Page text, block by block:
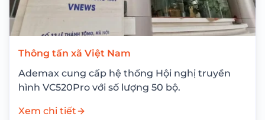
Thông tấn xã Việt Nam
Ademax cung cấp hệ thống Hội nghị truyền
hình VC520Pro với số lượng 50 bộ.
Xem chi tiết